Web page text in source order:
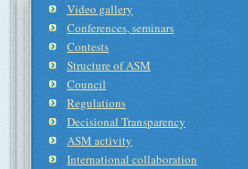
Video gallery
Conferences, seminars
Contests
Structure of ASM
Council
Regulations
Decisional Transparency
ASM activity
International collaboration